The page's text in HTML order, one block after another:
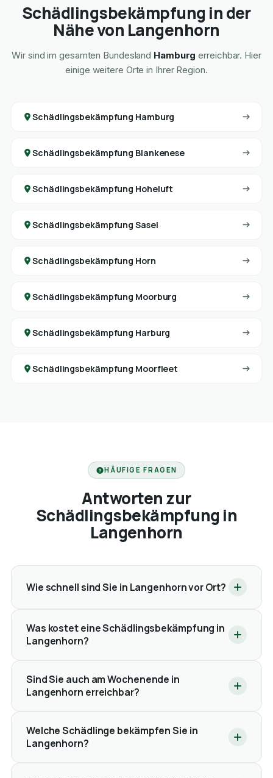
Schädlingsbekämpfung in der
Nähe von Langenhorn
Wir sind im gesamten Bundesland Hamburg erreichbar. Hier
einige weitere Orte in Ihrer Region.
Schädlingsbekämpfung Hamburg
Schädlingsbekämpfung Blankenese
Schädlingsbekämpfung Hoheluft
Schädlingsbekämpfung Sasel
Schädlingsbekämpfung Horn
Schädlingsbekämpfung Moorburg
Schädlingsbekämpfung Harburg
Schädlingsbekämpfung Moorfleet
HÄUFIGE FRAGEN
Antworten zur
Schädlingsbekämpfung in
Langenhorn
Wie schnell sind Sie in Langenhorn vor Ort?
Was kostet eine Schädlingsbekämpfung in
Langenhorn?
Sind Sie auch am Wochenende in
Langenhorn erreichbar?
Welche Schädlinge bekämpfen Sie in
Langenhorn?